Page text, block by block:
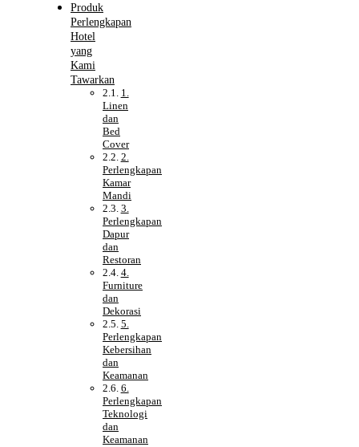
Produk
Perlengkapan
Hotel
yang
Kami
Tawarkan
1.
Linen
dan
Bed
Cover
2.
Perlengkapan
Kamar
Mandi
3.
Perlengkapan
Dapur
dan
Restoran
4.
Furniture
dan
Dekorasi
5.
Perlengkapan
Kebersihan
dan
Keamanan
6.
Perlengkapan
Teknologi
dan
Keamanan